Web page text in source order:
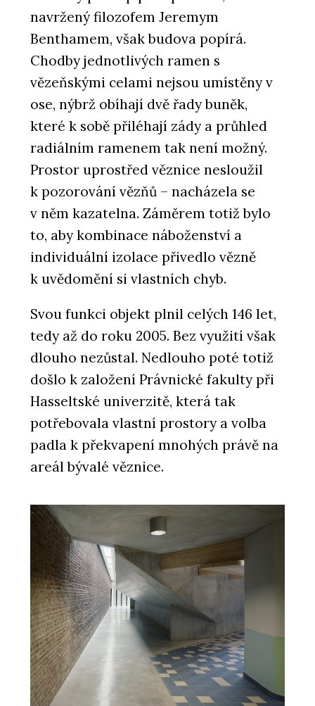
navržený filozofem Jeremym
Benthamem, však budova popírá.
Chodby jednotlivých ramen s
vězeňskými celami nejsou umístěny v
ose, nýbrž obíhají dvě řady buněk,
které k sobě přiléhají zády a průhled
radiálním ramenem tak není možný.
Prostor uprostřed věznice nesloužil
k pozorování vězňů – nacházela se
v něm kazatelna. Záměrem totiž bylo
to, aby kombinace náboženství a
individuální izolace přivedlo vězně
k uvědomění si vlastních chyb.
Svou funkci objekt plnil celých 146 let,
tedy až do roku 2005. Bez využití však
dlouho nezůstal. Nedlouho poté totiž
došlo k založení Právnické fakulty při
Hasseltské univerzitě, která tak
potřebovala vlastní prostory a volba
padla k překvapení mnohých právě na
areál bývalé věznice.